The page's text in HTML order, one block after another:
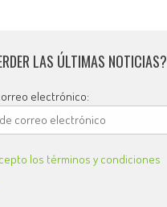
LAS ÚLTIMAS NOTICIAS?
electrónico:
los términos y condiciones